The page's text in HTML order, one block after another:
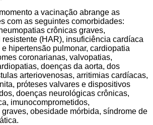
a vacinação abrange as
com as seguintes comorbidades:
crônicas graves,
resistente (HAR), insuficiência cardíaca
hipertensão pulmonar, cardiopatia
coronarianas, valvopatias,
doenças da aorta, dos
arteriovenosas, arritimias cardíacas,
próteses valvares e dispositivos
doenças neurológicas crônicas,
imunocomprometidos,
obesidade mórbida, síndrome de